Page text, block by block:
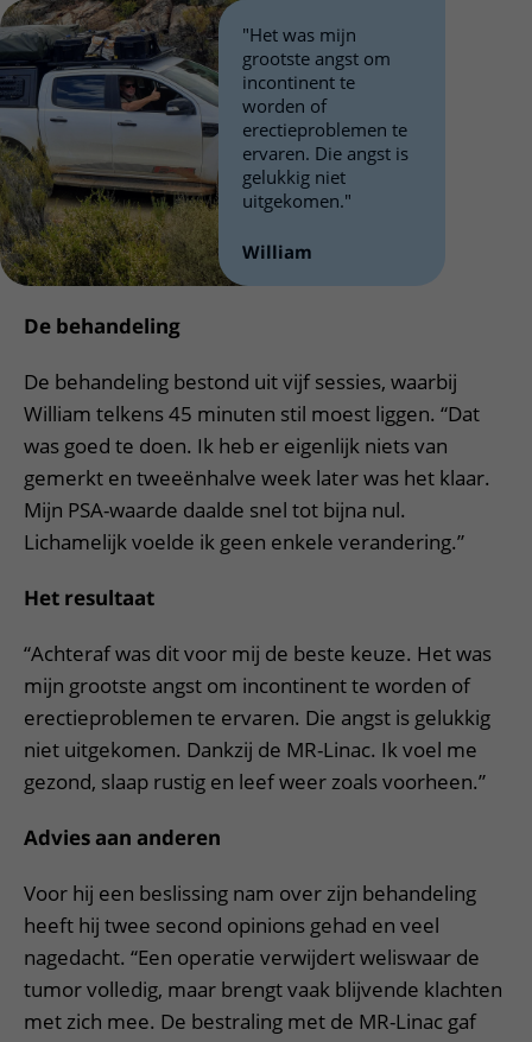
"Het was mijn
grootste angst om
incontinent te
worden of
erectieproblemen te
ervaren. Die angst is
gelukkig niet
uitgekomen."
William
De behandeling
De behandeling bestond uit vijf sessies, waarbij
William telkens 45 minuten stil moest liggen. “Dat
was goed te doen. Ik heb er eigenlijk niets van
gemerkt en tweeënhalve week later was het klaar.
Mijn PSA-waarde daalde snel tot bijna nul.
Lichamelijk voelde ik geen enkele verandering.”
Het resultaat
“Achteraf was dit voor mij de beste keuze. Het was
mijn grootste angst om incontinent te worden of
erectieproblemen te ervaren. Die angst is gelukkig
niet uitgekomen. Dankzij de MR-Linac. Ik voel me
gezond, slaap rustig en leef weer zoals voorheen.”
Advies aan anderen
Voor hij een beslissing nam over zijn behandeling
heeft hij twee second opinions gehad en veel
nagedacht. “Een operatie verwijdert weliswaar de
tumor volledig, maar brengt vaak blijvende klachten
met zich mee. De bestraling met de MR-Linac gaf